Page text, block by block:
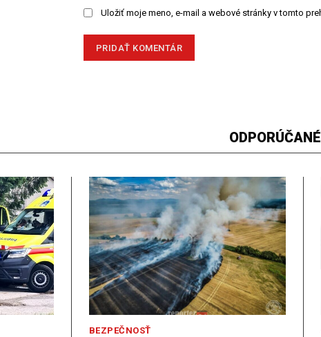
Uložiť moje meno, e-mail a webové stránky v tomto
BEZPEČNOSŤ